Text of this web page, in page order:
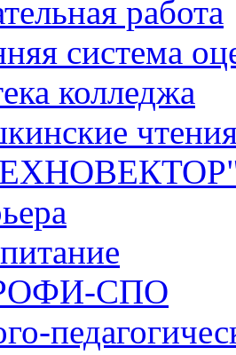
работа
система
колледжа
СПО